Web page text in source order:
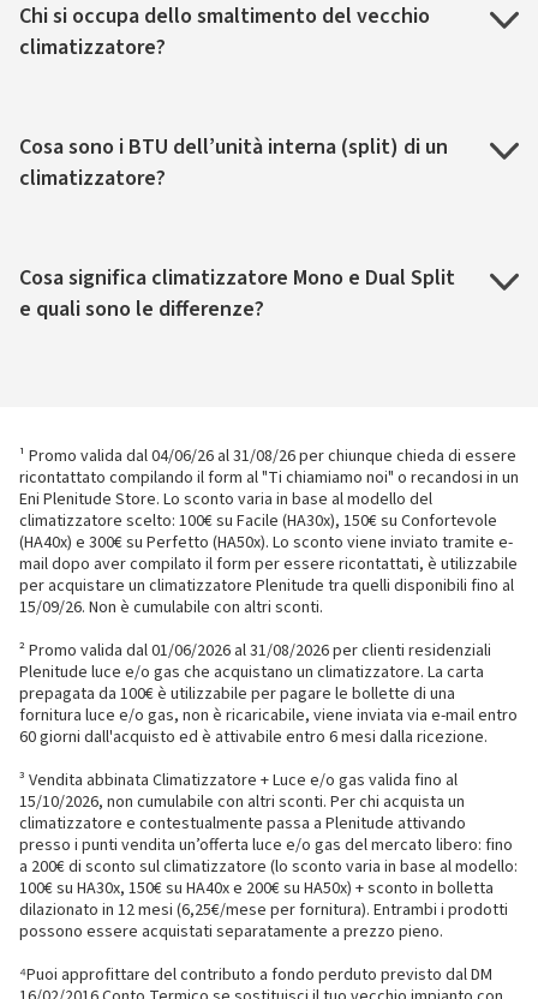
Chi si occupa dello smaltimento del vecchio
climatizzatore?
Cosa sono i BTU dell’unità interna (split) di un
climatizzatore?
Cosa significa climatizzatore Mono e Dual Split
e quali sono le differenze?
¹ Promo valida dal 04/06/26 al 31/08/26 per chiunque chieda di essere
ricontattato compilando il form al "Ti chiamiamo noi" o recandosi in un
Eni Plenitude Store. Lo sconto varia in base al modello del
climatizzatore scelto: 100€ su Facile (HA30x), 150€ su Confortevole
(HA40x) e 300€ su Perfetto (HA50x). Lo sconto viene inviato tramite e-
mail dopo aver compilato il form per essere ricontattati, è utilizzabile
per acquistare un climatizzatore Plenitude tra quelli disponibili fino al
15/09/26. Non è cumulabile con altri sconti.
² Promo valida dal 01/06/2026 al 31/08/2026 per clienti residenziali
Plenitude luce e/o gas che acquistano un climatizzatore. La carta
prepagata da 100€ è utilizzabile per pagare le bollette di una
fornitura luce e/o gas, non è ricaricabile, viene inviata via e-mail entro
60 giorni dall'acquisto ed è attivabile entro 6 mesi dalla ricezione.
³ Vendita abbinata Climatizzatore + Luce e/o gas valida fino al
15/10/2026, non cumulabile con altri sconti. Per chi acquista un
climatizzatore e contestualmente passa a Plenitude attivando
presso i punti vendita un’offerta luce e/o gas del mercato libero: fino
a 200€ di sconto sul climatizzatore (lo sconto varia in base al modello:
100€ su HA30x, 150€ su HA40x e 200€ su HA50x) + sconto in bolletta
dilazionato in 12 mesi (6,25€/mese per fornitura). Entrambi i prodotti
possono essere acquistati separatamente a prezzo pieno.
⁴Puoi approfittare del contributo a fondo perduto previsto dal DM